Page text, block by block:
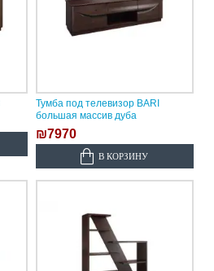
Тумба под телевизор BARI
большая массив дуба
₪7970
В КОРЗИНУ